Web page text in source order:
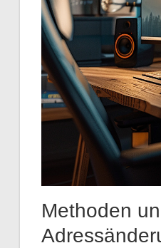
Methoden